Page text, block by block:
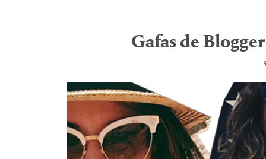
Gafas de